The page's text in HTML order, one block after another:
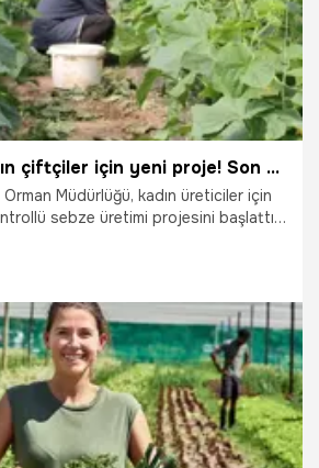
Erzincan'da kadın çiftçiler için yeni proje! Son gün 13 Şubat
Müdürlüğü, kadın üreticiler için
sebze üretimi projesini başlattı.